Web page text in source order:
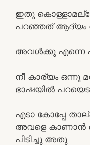
ഇതു
പറഞ്ഞത് ആദ്യം
അവൾക്കു എന്നെ
നീ കാര്യം
ഭാഷയിൽ
എടാ കോപ്പേ
അവളെ കാണാൻ
പിടിച്ചു അതു